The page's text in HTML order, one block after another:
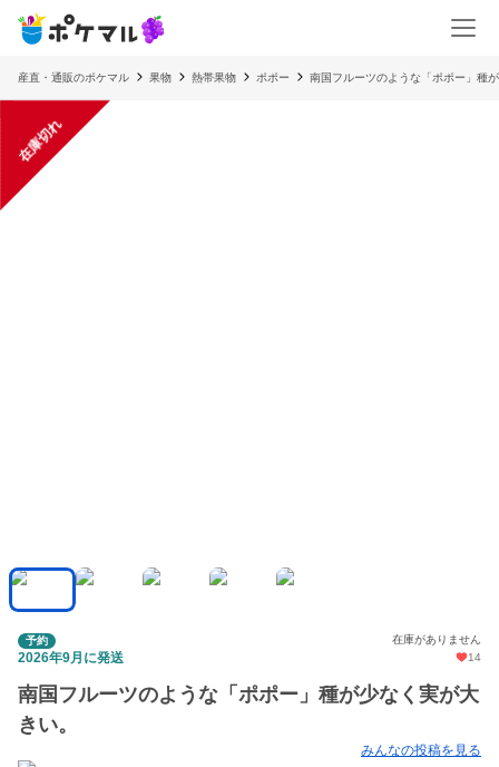
産直・通販のポケマル 果物 熱帯果物 ポポー 南国フルーツのような「ポポー」種
在庫切れ
予約 在庫がありません
2026年9月に発送 14
南国フルーツのような「ポポー」種が少なく実が大
きい。
みんなの投稿を見る